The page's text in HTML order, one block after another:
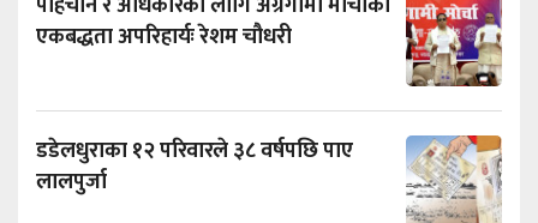
एकबद्धता अपरिहार्यः रेशम चौधरी
डडेलधुराका १२ परिवारले ३८ वर्षपछि पाए
लालपुर्जा